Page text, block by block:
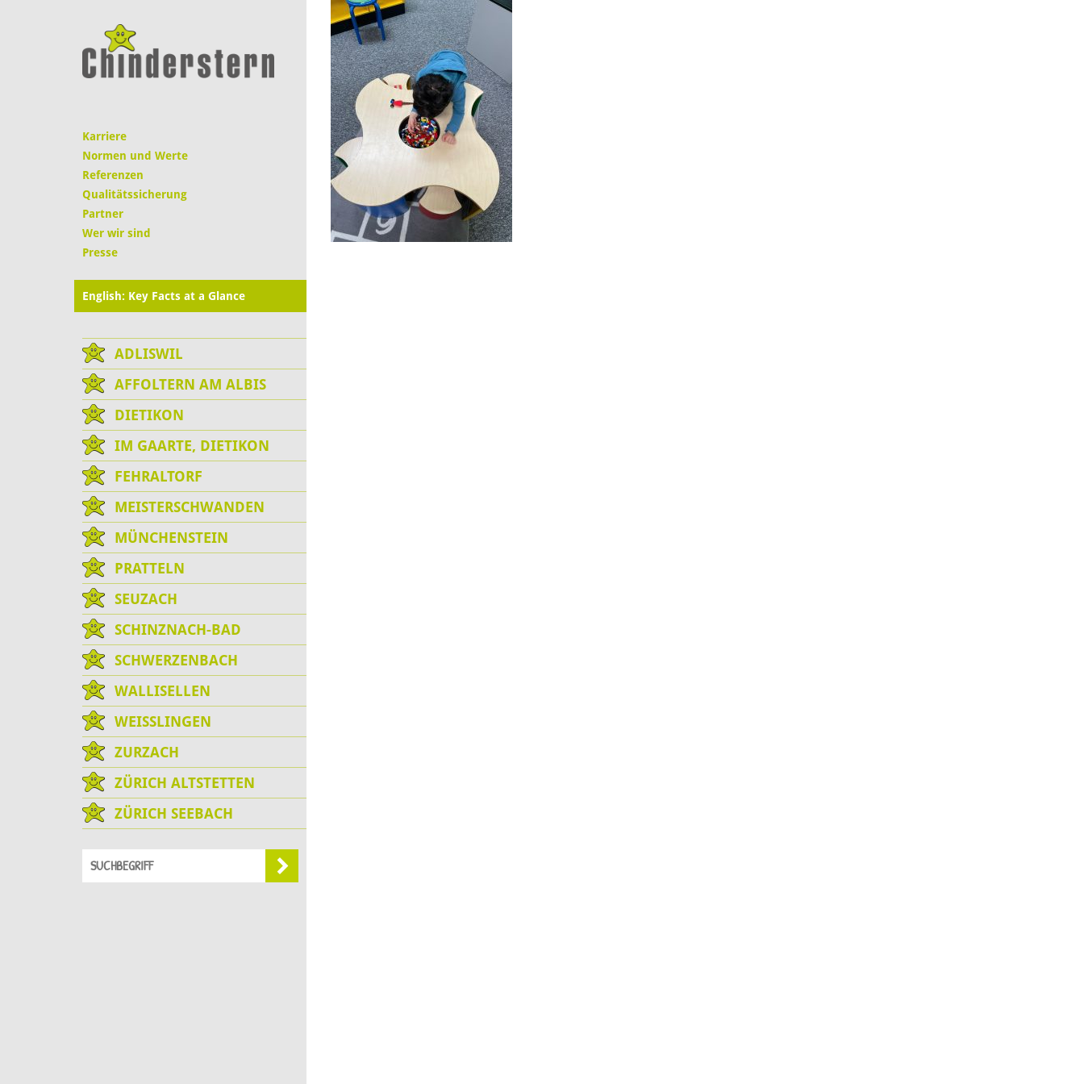
Karriere
Normen und Werte
Referenzen
Qualitätssicherung
Partner
Wer wir sind
Presse
English: Key Facts at a Glance
ADLISWIL
AFFOLTERN AM ALBIS
DIETIKON
IM GAARTE, DIETIKON
FEHRALTORF
MEISTERSCHWANDEN
MÜNCHENSTEIN
PRATTELN
SEUZACH
SCHINZNACH-BAD
SCHWERZENBACH
WALLISELLEN
WEISSLINGEN
ZURZACH
ZÜRICH ALTSTETTEN
ZÜRICH SEEBACH